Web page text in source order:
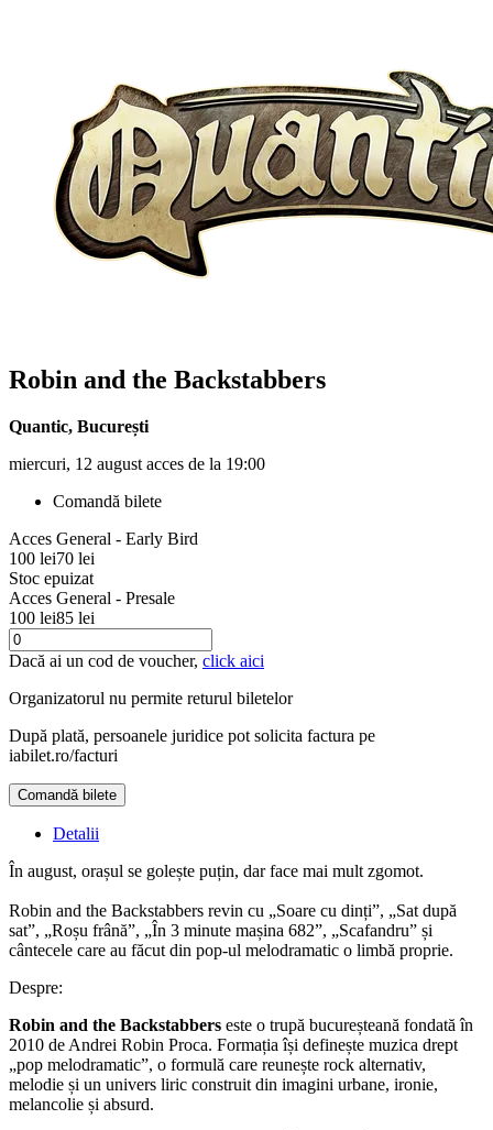
Robin and the Backstabbers
Quantic, București
miercuri, 12 august acces de la 19:00
Comandă bilete
Acces General - Early Bird
100 lei70 lei
Stoc epuizat
Acces General - Presale
100 lei85 lei
Dacă ai un cod de voucher, click aici
Organizatorul nu permite returul biletelor
După plată, persoanele juridice pot solicita factura pe
iabilet.ro/facturi
Comandă bilete
Detalii
În august, orașul se golește puțin, dar face mai mult zgomot.
Robin and the Backstabbers revin cu „Soare cu dinți”, „Sat după
sat”, „Roșu frână”, „În 3 minute mașina 682”, „Scafandru” și
cântecele care au făcut din pop-ul melodramatic o limbă proprie.
Despre:
Robin and the Backstabbers este o trupă bucureșteană fondată în
2010 de Andrei Robin Proca. Formația își definește muzica drept
„pop melodramatic”, o formulă care reunește rock alternativ,
melodie și un univers liric construit din imagini urbane, ironie,
melancolie și absurd.